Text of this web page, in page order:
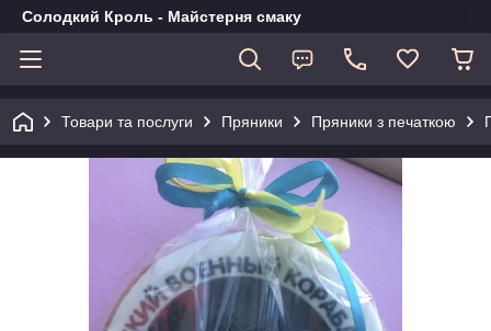
Солодкий Кроль - Майстерня смаку
Товари та послуги Пряники Пряники з печаткою